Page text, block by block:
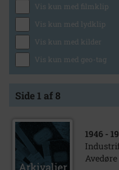
Vis kun med filmklip
Vis kun med lydklip
Vis kun med kilder
Vis kun med geo-tag
Side 1 af 8
1946 -